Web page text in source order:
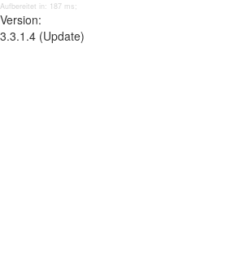
Aufbereitet in: 187 ms;
Version:
3.3.1.4 (Update)